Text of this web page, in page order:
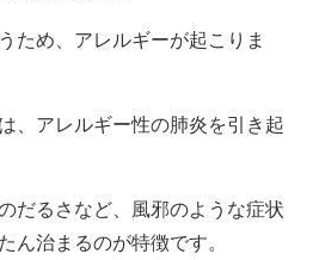
ため、アレルギーが起こりま
、アレルギー性の肺炎を引き起
だるさなど、風邪のような症状
ん治まるのが特徴です。